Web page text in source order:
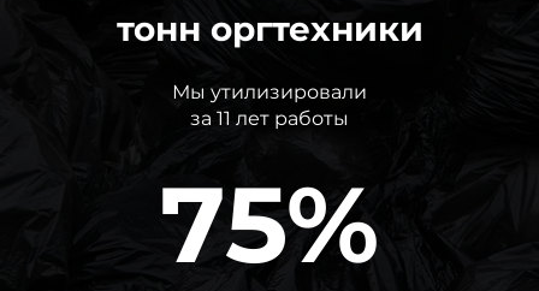
тонн оргтехники
Мы утилизировали
за 11 лет работы
75%